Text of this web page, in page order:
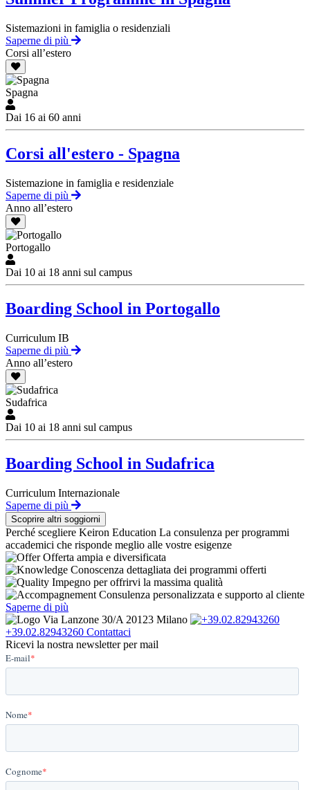
Sistemazioni in famiglia o residenziali
Saperne di più
Corsi all’estero
Spagna
Dai 16 ai 60 anni
Corsi all'estero - Spagna
Sistemazione in famiglia e residenziale
Saperne di più
Anno all’estero
Portogallo
Dai 10 ai 18 anni sul campus
Boarding School in Portogallo
Curriculum IB
Saperne di più
Anno all’estero
Sudafrica
Dai 10 ai 18 anni sul campus
Boarding School in Sudafrica
Curriculum Internazionale
Saperne di più
Scoprire altri soggiorni
Perché scegliere Keiron Education La consulenza per programmi
accademici che risponde meglio alle vostre esigenze
Offerta ampia e diversificata
Conoscenza dettagliata dei programmi offerti
Impegno per offrirvi la massima qualità
Consulenza personalizzata e supporto al cliente
Saperne di più
Via Lanzone 30/A 20123 Milano
+39.02.82943260 Contattaci
Ricevi la nostra newsletter per mail